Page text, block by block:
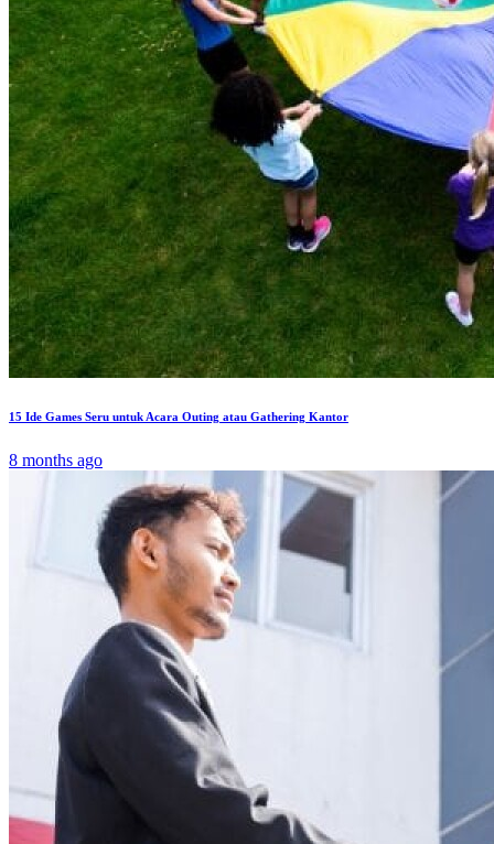
15 Ide Games Seru untuk Acara Outing atau Gathering Kantor
8 months ago